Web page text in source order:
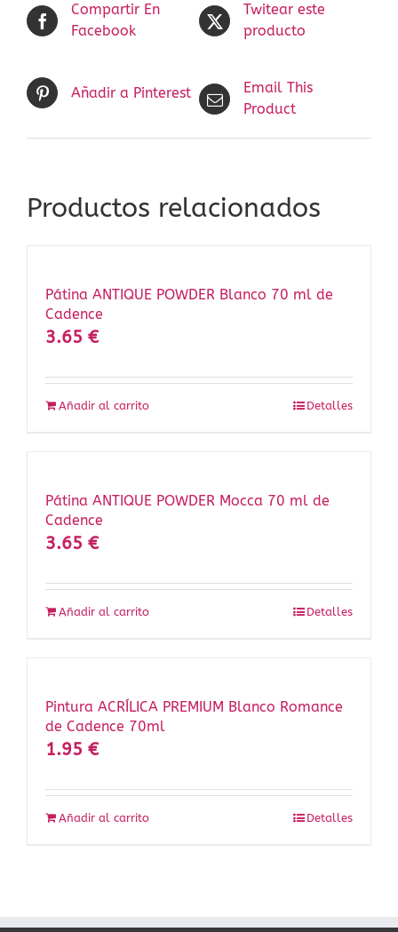
Compartir En
Facebook
Twitear este
producto
Añadir a Pinterest
Email This
Product
Productos relacionados
Pátina ANTIQUE POWDER Blanco 70 ml de
Cadence
3.65 €
Añadir al carrito Detalles
Pátina ANTIQUE POWDER Mocca 70 ml de
Cadence
3.65 €
Añadir al carrito Detalles
Pintura ACRÍLICA PREMIUM Blanco Romance
de Cadence 70ml
1.95 €
Añadir al carrito Detalles